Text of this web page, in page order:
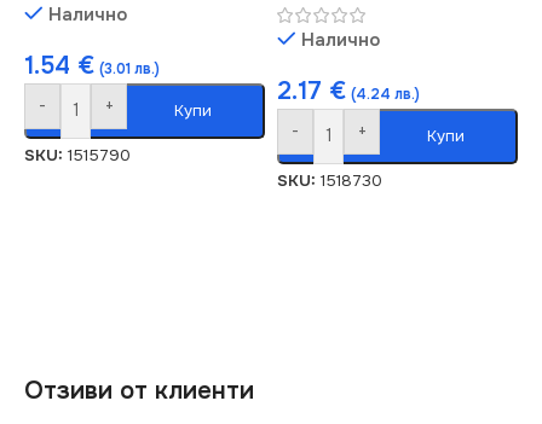
Налично
1.54 € (3.01 лв.)
- + Купи
SKU: 1515790
Налично
2.17 € (4.24 лв.)
- + Купи
SKU: 1518730
Отзиви от клиенти